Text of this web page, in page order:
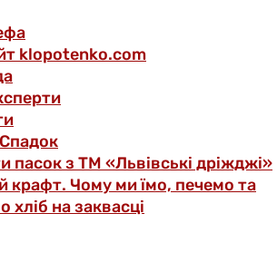
klopotenko.com
пасок з ТМ «Львівські дріжджі»
крафт. Чому ми їмо, печемо та
хліб на заквасці